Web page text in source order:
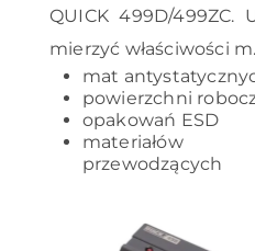
QUICK 499D/499ZC.
mierzyć właściwości
mat
powierzchni
opakowań ESD
materiałów
przewodzących